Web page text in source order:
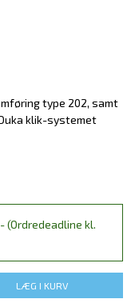
type 202, samt
klik-systemet
(Ordredeadline kl.
LÆG I KURV